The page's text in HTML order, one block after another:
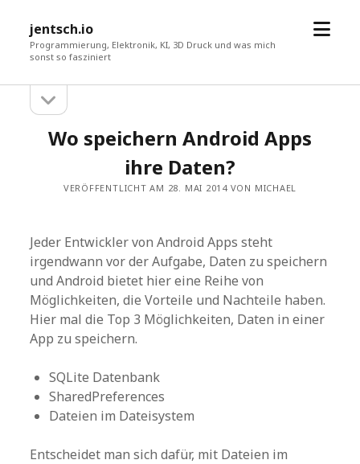
jentsch.io
Programmierung, Elektronik, KI, 3D Druck und was mich
sonst so fasziniert
Menü
Sidebaröffnen
Wo speichern Android Apps
ihre Daten?
VERÖFFENTLICHT AM 28. MAI 2014 VON MICHAEL
Jeder Entwickler von Android Apps steht
irgendwann vor der Aufgabe, Daten zu speichern
und Android bietet hier eine Reihe von
Möglichkeiten, die Vorteile und Nachteile haben.
Hier mal die Top 3 Möglichkeiten, Daten in einer
App zu speichern.
SQLite Datenbank
SharedPreferences
Dateien im Dateisystem
Entscheidet man sich dafür, mit Dateien im